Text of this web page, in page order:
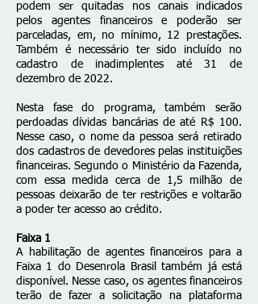
podem ser quitadas nos canais indicados
pelos agentes financeiros e poderão ser
parceladas, em, no mínimo, 12 prestações.
Também é necessário ter sido incluído no
cadastro de inadimplentes até 31 de
dezembro de 2022.
Nesta fase do programa, também serão
perdoadas dívidas bancárias de até R$ 100.
Nesse caso, o nome da pessoa será retirado
dos cadastros de devedores pelas instituições
financeiras. Segundo o Ministério da Fazenda,
com essa medida cerca de 1,5 milhão de
pessoas deixarão de ter restrições e voltarão
a poder ter acesso ao crédito.
Faixa 1
A habilitação de agentes financeiros para a
Faixa 1 do Desenrola Brasil também já está
disponível. Nesse caso, os agentes financeiros
terão de fazer a solicitação na plataforma